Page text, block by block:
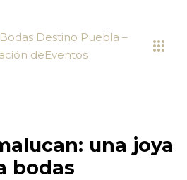
una joya
bodas